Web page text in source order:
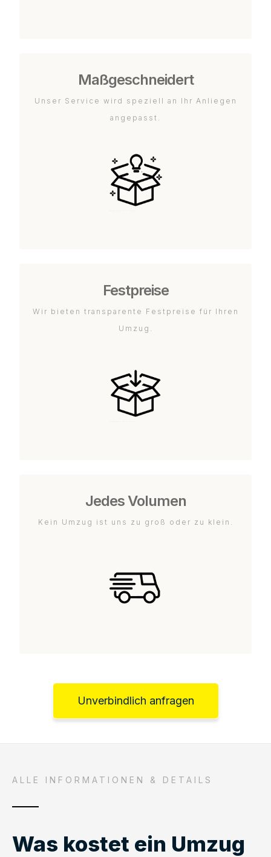
Maßgeschneidert
Unser Service wird speziell an Ihr Anliegen
angepasst.
Festpreise
Wir bieten transparente Festpreise für Ihren
Umzug.
Jedes Volumen
Kein Umzug ist uns zu groß oder zu klein.
Unverbindlich anfragen
ALLE INFORMATIONEN & DETAILS
Was kostet ein Umzug